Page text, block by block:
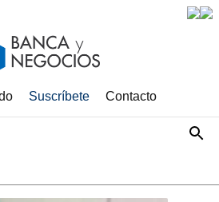
Suscríbete Contacto